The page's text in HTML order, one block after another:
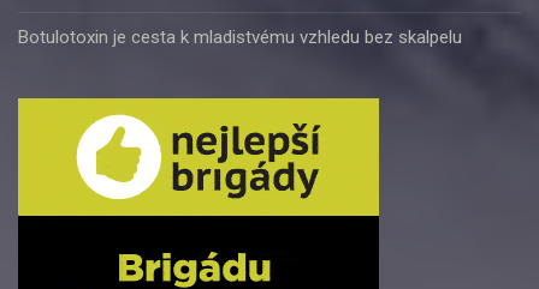
Botulotoxin je cesta k mladistvému vzhledu bez skalpelu